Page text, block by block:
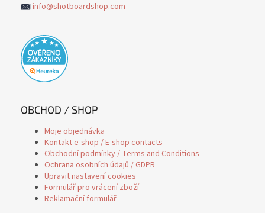
info@shotboardshop.com
OBCHOD / SHOP
Moje objednávka
Kontakt e-shop / E-shop contacts
Obchodní podmínky / Terms and Conditions
Ochrana osobních údajů / GDPR
Upravit nastavení cookies
Formulář pro vrácení zboží
Reklamační formulář